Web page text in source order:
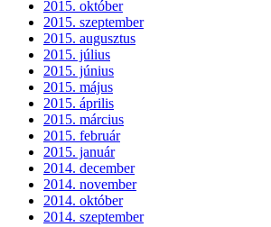
2015. október
2015. szeptember
2015. augusztus
2015. július
2015. június
2015. május
2015. április
2015. március
2015. február
2015. január
2014. december
2014. november
2014. október
2014. szeptember